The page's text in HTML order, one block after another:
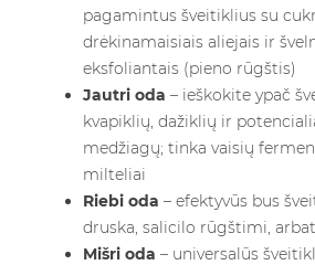
pagamintus šveitiklius su
drėkinamaisiais aliejais ir
eksfoliantais (pieno rūgštis)
Jautri oda – ieškokite ypač
kvapiklių, dažiklių ir
medžiagų; tinka vaisių
milteliai
Riebi oda – efektyvūs bus
druska, salicilo rūgštimi,
Mišri oda – universalūs